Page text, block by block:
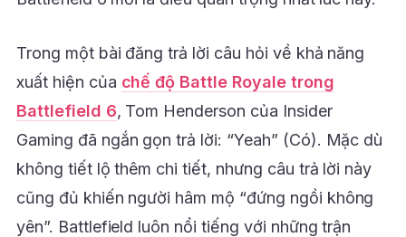
Trong một bài đăng trả lời câu hỏi về khả năng
xuất hiện của chế độ Battle Royale trong
Battlefield 6, Tom Henderson của Insider
Gaming đã ngắn gọn trả lời: “Yeah” (Có). Mặc dù
không tiết lộ thêm chi tiết, nhưng câu trả lời này
cũng đủ khiến người hâm mộ “đứng ngồi không
yên”. Battlefield luôn nổi tiếng với những trận